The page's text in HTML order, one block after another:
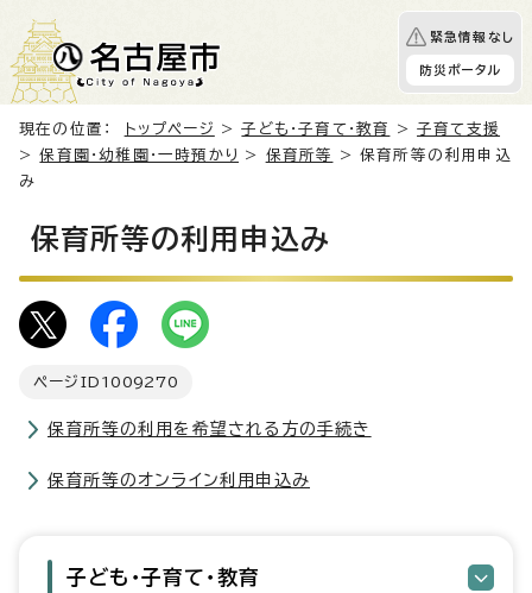
緊急情報なし
防災ポータル
現在の位置： トップページ >子ども・子育て・教育 >子育て支援
>保育園・幼稚園・一時預かり > 保育所等
> 保育所等の利用申込
み
保育所等の利用申込み
ページID 1009270
保育所等の利用を希望される方の手続き
保育所等のオンライン利用申込み
子ども・子育て・教育